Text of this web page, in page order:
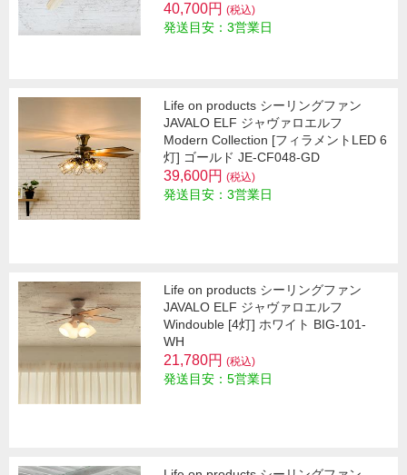
40,700円 (税込)
発送目安：3営業日
Life on products シーリングファン
JAVALO ELF ジャヴァロエルフ
Modern Collection [フィラメントLED 6
灯] ゴールド JE-CF048-GD
39,600円 (税込)
発送目安：3営業日
Life on products シーリングファン
JAVALO ELF ジャヴァロエルフ
Windouble [4灯] ホワイト BIG-101-
WH
21,780円 (税込)
発送目安：5営業日